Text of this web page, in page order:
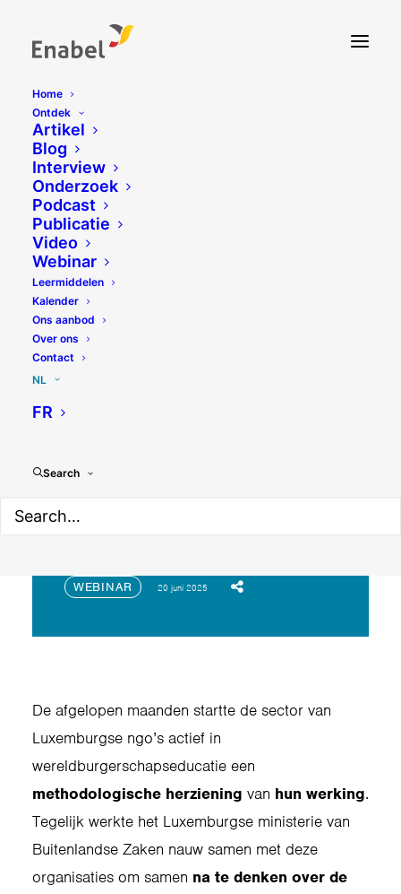
Home
Ontdek
Artikel
Blog
Interview
Onderzoek
Podcast
Publicatie
Video
Webinar
Leermiddelen
Kalender
Ons aanbod
Over ons
Contact
NL
FR
Search
WBE-sector in Luxemburg
WEBINAR 20 juni 2025
De afgelopen maanden startte de sector van
Luxemburgse ngo’s actief in
wereldburgerschapseducatie een
methodologische herziening van hun werking.
Tegelijk werkte het Luxemburgse ministerie van
Buitenlandse Zaken nauw samen met deze
organisaties om samen na te denken over de